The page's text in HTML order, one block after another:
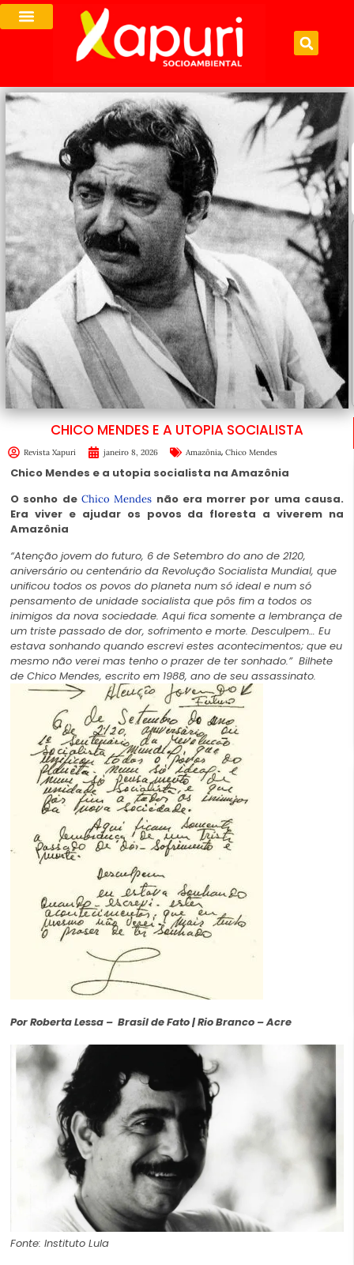
CHICO MENDES E A UTOPIA SOCIALISTA
Revista Xapuri janeiro 8, 2026 Amazônia, Chico Mendes
Chico Mendes e a utopia socialista na Amazônia
O sonho de Chico Mendes não era morrer por uma causa.
Era viver e ajudar os povos da floresta a viverem na
Amazônia
“Atenção jovem do futuro, 6 de Setembro do ano de 2120,
aniversário ou centenário da Revolução Socialista Mundial, que
unificou todos os povos do planeta num só ideal e num só
pensamento de unidade socialista que pôs fim a todos os
inimigos da nova sociedade. Aqui fica somente a lembrança de
um triste passado de dor, sofrimento e morte. Desculpem… Eu
estava sonhando quando escrevi estes acontecimentos; que eu
mesmo não verei mas tenho o prazer de ter sonhado.” Bilhete
de Chico Mendes, escrito em 1988, ano de seu assassinato.
Por Roberta Lessa – Brasil de Fato | Rio Branco – Acre
Fonte: Instituto Lula